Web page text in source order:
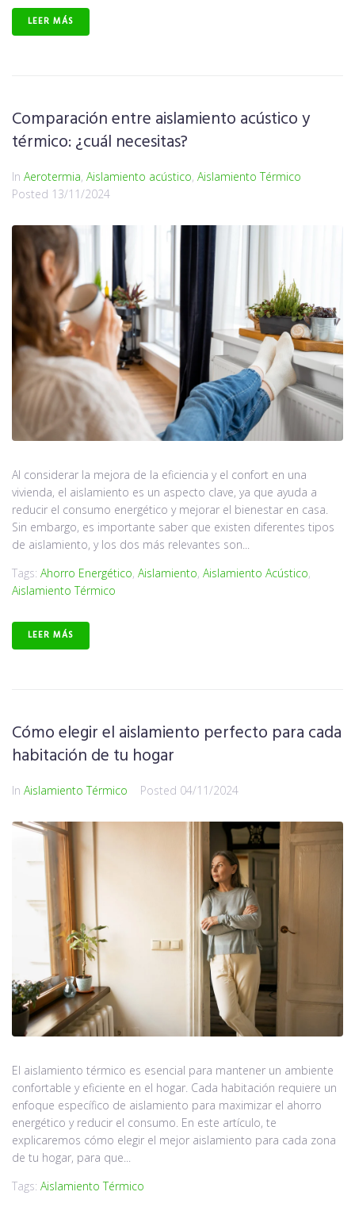
LEER MÁS
Comparación entre aislamiento acústico y
térmico: ¿cuál necesitas?
In Aerotermia, Aislamiento acústico, Aislamiento Térmico
Posted 13/11/2024
Al considerar la mejora de la eficiencia y el confort en una
vivienda, el aislamiento es un aspecto clave, ya que ayuda a
reducir el consumo energético y mejorar el bienestar en casa.
Sin embargo, es importante saber que existen diferentes tipos
de aislamiento, y los dos más relevantes son...
Tags: Ahorro Energético, Aislamiento, Aislamiento Acústico,
Aislamiento Térmico
LEER MÁS
Cómo elegir el aislamiento perfecto para cada
habitación de tu hogar
In Aislamiento Térmico Posted 04/11/2024
El aislamiento térmico es esencial para mantener un ambiente
confortable y eficiente en el hogar. Cada habitación requiere un
enfoque específico de aislamiento para maximizar el ahorro
energético y reducir el consumo. En este artículo, te
explicaremos cómo elegir el mejor aislamiento para cada zona
de tu hogar, para que...
Tags: Aislamiento Térmico